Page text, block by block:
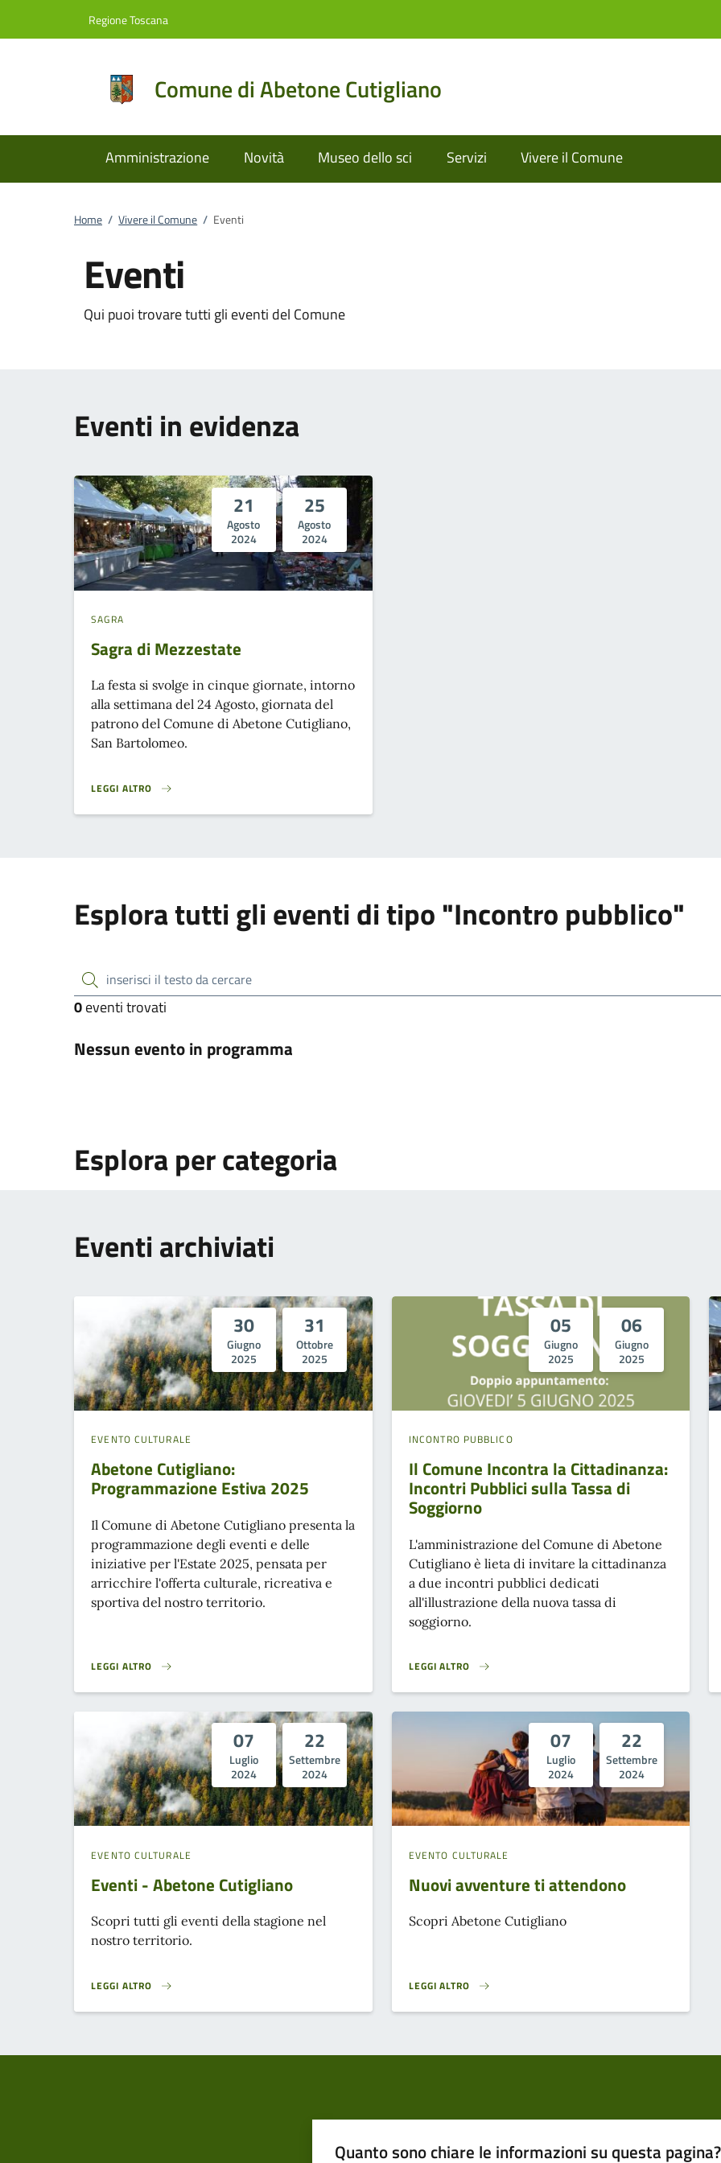
Regione Toscana
Comune di Abetone Cutigliano
Amministrazione Novità Museo dello sci Servizi Vivere il Comune
Home / Vivere il Comune / Eventi
Eventi
Qui puoi trovare tutti gli eventi del Comune
Eventi in evidenza
21
Agosto
2024
25
Agosto
2024
SAGRA
Sagra di Mezzestate
La festa si svolge in cinque giornate, intorno
alla settimana del 24 Agosto, giornata del
patrono del Comune di Abetone Cutigliano,
San Bartolomeo.
LEGGI ALTRO
SAGRA DI MEZZESTATE}
Esplora tutti gli eventi di tipo "Incontro pubblico"
inserisci il testo da cercare
0eventi trovati
Nessun evento in programma
Esplora per categoria
Eventi archiviati
30
Giugno
2025
31
Ottobre
2025
EVENTO CULTURALE
Abetone Cutigliano:
Programmazione Estiva 2025
Il Comune di Abetone Cutigliano presenta la
programmazione degli eventi e delle
iniziative per l'Estate 2025, pensata per
arricchire l'offerta culturale, ricreativa e
sportiva del nostro territorio.
LEGGI ALTRO
ABETONE CUTIGLIANO: PROGRAMMAZIONE ESTIVA 2025}
05
Giugno
2025
06
Giugno
2025
INCONTRO PUBBLICO
Il Comune Incontra la Cittadinanza:
Incontri Pubblici sulla Tassa di
Soggiorno
L'amministrazione del Comune di Abetone
Cutigliano è lieta di invitare la cittadinanza
a due incontri pubblici dedicati
all'illustrazione della nuova tassa di
soggiorno.
LEGGI ALTRO
IL COMUNE INCONTRA LA CITTADINANZA: INCONTRI PUBBLICI
07
Luglio
2024
22
Settembre
2024
EVENTO CULTURALE
Eventi - Abetone Cutigliano
Scopri tutti gli eventi della stagione nel
nostro territorio.
LEGGI ALTRO
EVENTI - ABETONE CUTIGLIANO }
07
Luglio
2024
22
Settembre
2024
EVENTO CULTURALE
Nuovi avventure ti attendono
Scopri Abetone Cutigliano
LEGGI ALTRO
NUOVI AVVENTURE TI ATTENDONO}
Quanto sono chiare le informazioni su questa pagina?